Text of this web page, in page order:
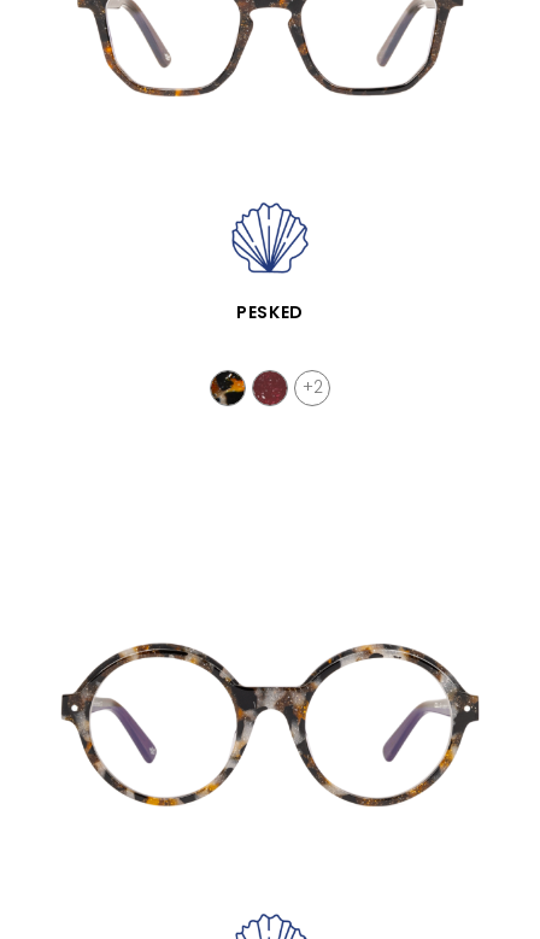
APERÇU RAPIDE
PESKED
+2